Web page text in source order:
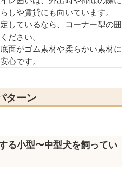
しや賃貸にも向いています。
しているなら、コーナー型の囲
ださい。
面がゴム素材や柔らかい素材に
心です。
ターン
る小型〜中型犬を飼ってい